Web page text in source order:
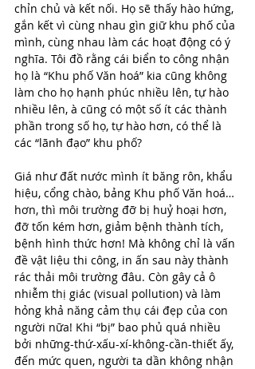
chỉn chủ và kết nối. Họ sẽ thấy hào hứng,
gắn kết vì cùng nhau gìn giữ khu phố của
mình, cùng nhau làm các hoạt động có ý
nghĩa. Tôi đồ rằng cái biển to công nhận
họ là “Khu phố Văn hoá” kia cũng không
làm cho họ hạnh phúc nhiều lên, tự hào
nhiều lên, à cũng có một số ít các thành
phần trong số họ, tự hào hơn, có thể là
các “lãnh đạo” khu phố?
Giá như đất nước mình ít băng rôn, khẩu
hiệu, cổng chào, bảng Khu phố Văn hoá…
hơn, thì môi trường đỡ bị huỷ hoại hơn,
đỡ tốn kém hơn, giảm bệnh thành tích,
bệnh hình thức hơn! Mà không chỉ là vấn
đề vật liệu thi công, in ấn sau này thành
rác thải môi trường đâu. Còn gây cả ô
nhiễm thị giác (visual pollution) và làm
hỏng khả năng cảm thụ cái đẹp của con
người nữa! Khi “bị” bao phủ quá nhiều
bởi những-thứ-xấu-xí-không-cần-thiết ấy,
đến mức quen, người ta dần không nhận